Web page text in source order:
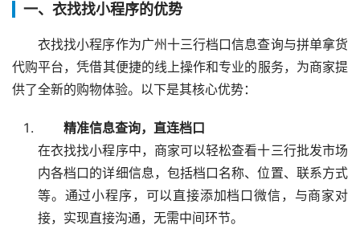
一、衣找找小程序的优势
衣找找小程序作为广州十三行档口信息查询与拼单拿货
代购平台，凭借其便捷的线上操作和专业的服务，为商家提
供了全新的购物体验。以下是其核心优势：
精准信息查询，直连档口
在衣找找小程序中，商家可以轻松查看十三行批发市场
内各档口的详细信息，包括档口名称、位置、联系方式
等。通过小程序，可以直接添加档口微信，与商家对
接，实现直接沟通，无需中间环节。